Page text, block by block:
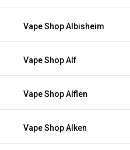
Vape Shop Albisheim
Vape Shop Alf
Vape Shop Alflen
Vape Shop Alken